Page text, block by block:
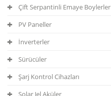
Çift Serpantinli Emaye Boylerler
PV Paneller
İnverterler
Sürücüler
Şarj Kontrol Cihazları
Solar Jel Aküler